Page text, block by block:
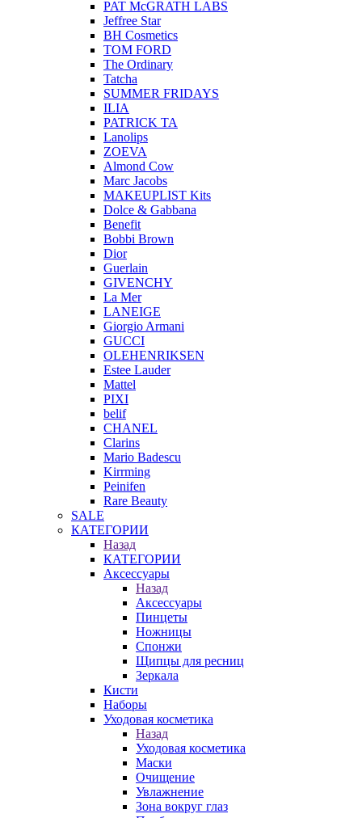
PAT McGRATH LABS
Jeffree Star
BH Cosmetics
TOM FORD
The Ordinary
Tatcha
SUMMER FRIDAYS
ILIA
PATRICK TA
Lanolips
ZOEVA
Almond Cow
Marc Jacobs
MAKEUPLIST Kits
Dolce & Gabbana
Benefit
Bobbi Brown
Dior
Guerlain
GIVENCHY
La Mer
LANEIGE
Giorgio Armani
GUCCI
OLEHENRIKSEN
Estee Lauder
Mattel
PIXI
belif
CHANEL
Clarins
Mario Badescu
Kirrming
Peinifen
Rare Beauty
SALE
КАТЕГОРИИ
Назад
КАТЕГОРИИ
Аксессуары
Назад
Аксессуары
Пинцеты
Ножницы
Спонжи
Щипцы для ресниц
Зеркала
Кисти
Наборы
Уходовая косметика
Назад
Уходовая косметика
Маски
Очищение
Увлажнение
Зона вокруг глаз